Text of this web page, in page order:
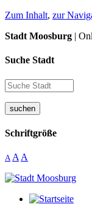
Zum Inhalt, zur
Stadt Moosburg |
Suche Stadt
suchen
Schriftgröße
A A A